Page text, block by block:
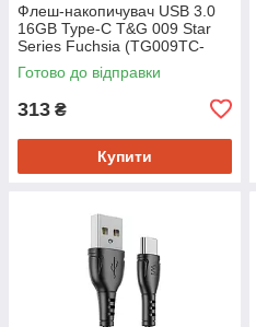
Флеш-накопичувач USB 3.0
16GB Type-C T&G 009 Star
Series Fuchsia (TG009TC-
16GFC3)
Готово до відправки
313 ₴
Купити